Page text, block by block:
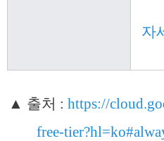
자
▲ 출처 : https://
free-